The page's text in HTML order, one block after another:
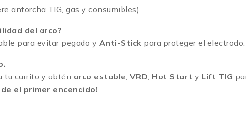
antorcha TIG, gas y consumibles).
del arco?
para evitar pegado y Anti-Stick para proteger el electrodo.
tu carrito y obtén arco estable, VRD, Hot Start y Lift TIG
el primer encendido!